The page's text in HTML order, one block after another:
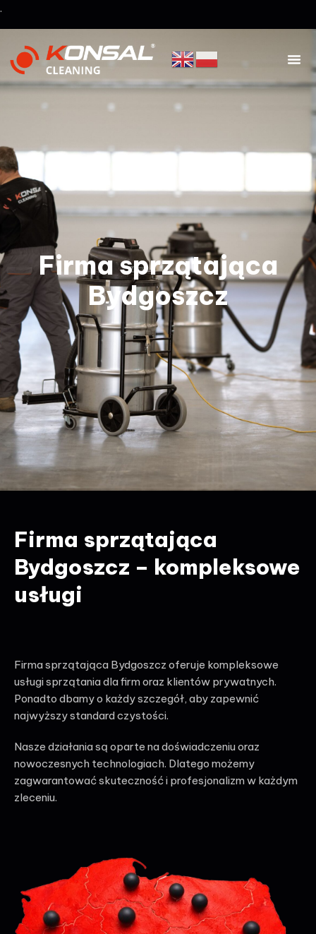
.
Firma sprzątająca
Bydgoszcz
Firma sprzątająca
Bydgoszcz – kompleksowe
usługi
Firma sprzątająca Bydgoszcz oferuje kompleksowe
usługi sprzątania dla firm oraz klientów prywatnych.
Ponadto dbamy o każdy szczegół, aby zapewnić
najwyższy standard czystości.
Nasze działania są oparte na doświadczeniu oraz
nowoczesnych technologiach. Dlatego możemy
zagwarantować skuteczność i profesjonalizm w każdym
zleceniu.